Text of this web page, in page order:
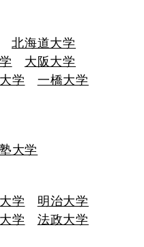
北海道大学
大阪大学
学
一橋大学
大学
学
明治大学
学
法政大学